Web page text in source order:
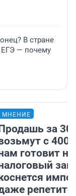
В стране
ЕГЭ — почему
МНЕНИЕ
за
с
готовит